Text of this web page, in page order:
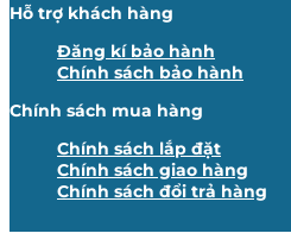
Hỗ trợ khách hàng
Đăng kí bảo hành
Chính sách bảo hành
Chính sách mua hàng
Chính sách lắp đặt
Chính sách giao hàng
Chính sách đổi trả hàng